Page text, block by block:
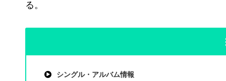
る。
シングル・アルバム情報